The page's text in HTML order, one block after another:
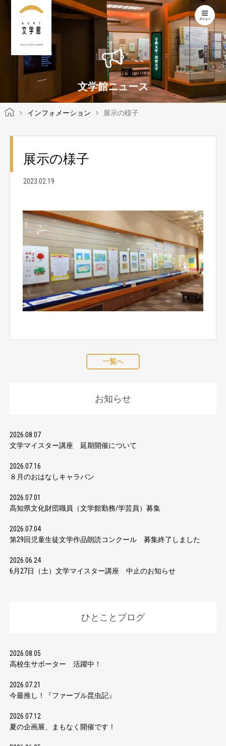
KOCHI LITERARY MUSEUM
文学館ニュース
インフォメーション 展示の様子
展示の様子
2023.02.19
一覧へ
お知らせ
2026.08.07
文学マイスター講座 延期開催について
2026.07.16
８月のおはなしキャラバン
2026.07.01
高知県文化財団職員（文学館勤務/学芸員）募集
2026.07.04
第29回児童生徒文学作品朗読コンクール 募集終了しました
2026.06.24
6月27日（土）文学マイスター講座 中止のお知らせ
ひとことブログ
2026.08.05
高校生サポーター 活躍中！
2026.07.21
今最推し！『ファーブル昆虫記』
2026.07.12
夏の企画展、まもなく開催です！